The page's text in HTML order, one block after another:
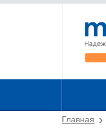
Главная